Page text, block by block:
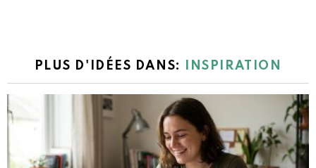
PLUS D'IDÉES DANS: INSPIRATION